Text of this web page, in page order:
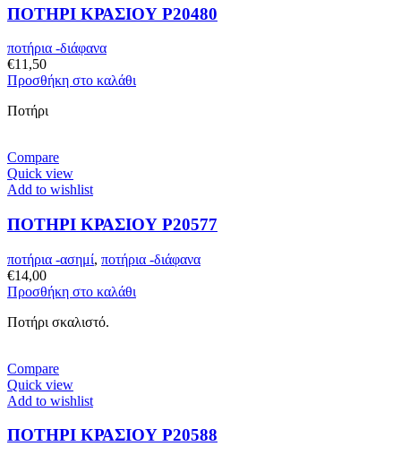
ΠΟΤΗΡΙ ΚΡΑΣΙΟΥ P20480
ποτήρια -διάφανα
€11,50
Προσθήκη στο καλάθι
Ποτήρι
Compare
Quick view
Add to wishlist
ΠΟΤΗΡΙ ΚΡΑΣΙΟΥ P20577
ποτήρια -ασημί, ποτήρια -διάφανα
€14,00
Προσθήκη στο καλάθι
Ποτήρι σκαλιστό.
Compare
Quick view
Add to wishlist
ΠΟΤΗΡΙ ΚΡΑΣΙΟΥ P20588